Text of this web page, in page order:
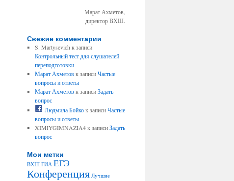
Марат Ахметов,
директор ВХШ.
Свежие комментарии
S. Martysevich к записи
Контрольный тест для слушателей
переподготовки
Марат Ахметовк записиЧастые
вопросы и ответы
Марат Ахметовк записиЗадать
вопрос
Людмила Бойкок записиЧастые
вопросы и ответы
XIMIYGIMNAZIA4 к записиЗадать
вопрос
Мои метки
ВХШ ГИА ЕГЭ
Конференция Лучшие